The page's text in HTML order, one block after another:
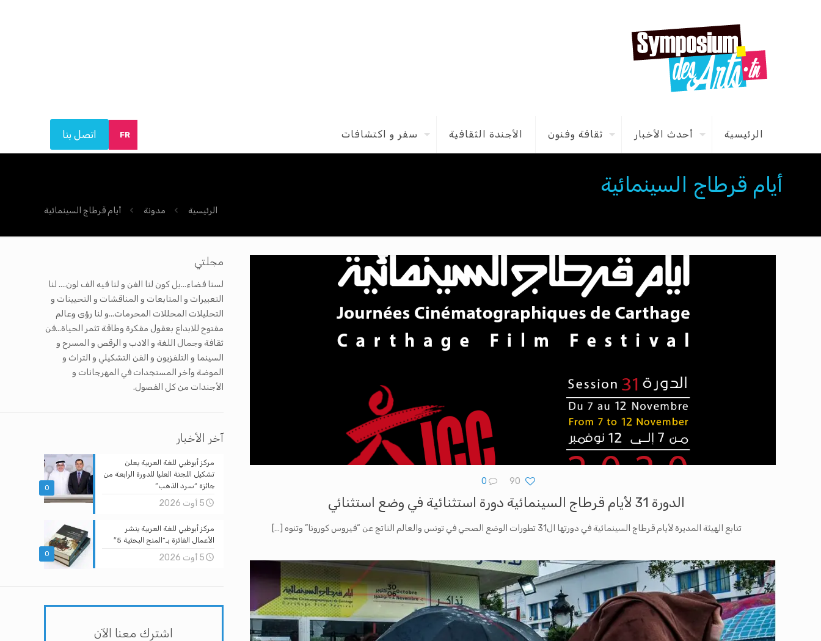
الرئيسية أحدث الأخبار ثقافة وفنون الأجندة الثقافية سفر و اكتشافات FR اتصل بنا
أيام قرطاج السينمائية
الرئيسية مدونة أيام قرطاج السينمائية
90
0
الدورة 31 لأيام قرطاج السينمائية دورة استثنائية في وضع استثنائي
تتابع الهيئة المديرة لأيام قرطاج السينمائية في دورتها ال31 تطورات الوضع الصحي في تونس والعالم الناتج عن “فيروس كورونا” وتنوه […]
مجلتي
لسنا فضاء...بل كون لنا الفن و لنا فيه الف لون.... لنا
التعبيرات و المتابعات و المناقشات و التحيينات و
التحليلات المحللات المحرمات...و لنا رؤى وعالم
مفتوح للابداع بعقول مفكرة وطاقة تثمر الحياة...فن
ثقافة وجمال اللغة و الادب و الرقص و المسرح و
السينما و التلفزيون و الفن التشكيلي و التراث و
الموضة وأخر المستجدات في المهرجانات و
الأجندات من كل الفصول.
آخر الأخبار
0
مركز أبوظبي للغة العربية يعلن
تشكيل اللجنة العليا للدورة الرابعة من
جائزة “سرد الذهب”
5 أوت 2026
0
مركز أبوظبي للغة العربية ينشر
الأعمال الفائزة بـ”المنح البحثية 5″
5 أوت 2026
اشترك معنا الآن